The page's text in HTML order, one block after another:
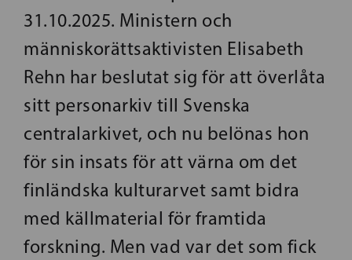
31.10.2025. Ministern och
människorättsaktivisten Elisabeth
Rehn har beslutat sig för att överlåta
sitt personarkiv till Svenska
centralarkivet, och nu belönas hon
för sin insats för att värna om det
finländska kulturarvet samt bidra
med källmaterial för framtida
forskning. Men vad var det som fick